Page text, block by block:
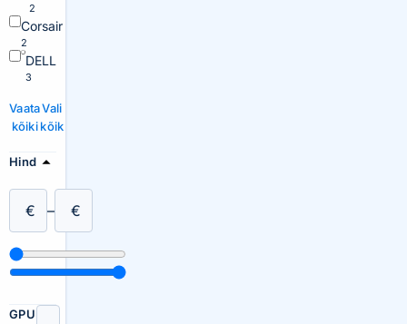
2
Corsair
2
DELL
3
Vaata
kõiki
Vali
kõik
Hind
€ – €
GPU